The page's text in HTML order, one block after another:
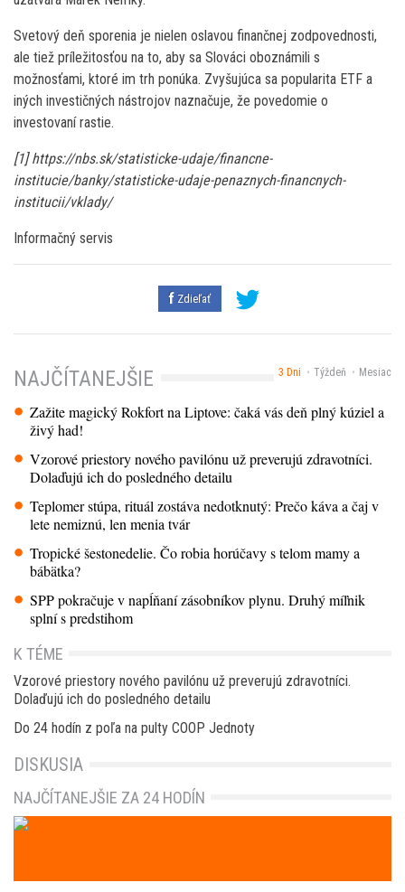
Svetový deň sporenia je nielen oslavou finančnej zodpovednosti,
ale tiež príležitosťou na to, aby sa Slováci oboznámili s
možnosťami, ktoré im trh ponúka. Zvyšujúca sa popularita ETF a
iných investičných nástrojov naznačuje, že povedomie o
investovaní rastie.
[1]https://nbs.sk/statisticke-udaje/financne-
institucie/banky/statisticke-udaje-penaznych-financnych-
institucii/vklady/
Informačný servis
Zdieľať
3 Dni Týždeň Mesiac
NAJČÍTANEJŠIE
Zažite magický Rokfort na Liptove: čaká vás deň plný kúziel a
živý had!
Vzorové priestory nového pavilónu už preverujú zdravotníci.
Dolaďujú ich do posledného detailu
Teplomer stúpa, rituál zostáva nedotknutý: Prečo káva a čaj v
lete nemiznú, len menia tvár
Tropické šestonedelie. Čo robia horúčavy s telom mamy a
bábätka?
SPP pokračuje v napĺňaní zásobníkov plynu. Druhý míľnik
splní s predstihom
K TÉME
Vzorové priestory nového pavilónu už preverujú zdravotníci.
Dolaďujú ich do posledného detailu
Do 24 hodín z poľa na pulty COOP Jednoty
DISKUSIA
NAJČÍTANEJŠIE ZA 24 HODÍN